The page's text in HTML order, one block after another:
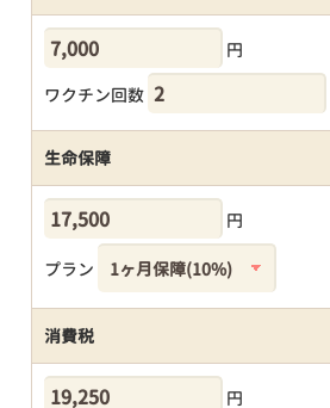
円
ワクチン回数
生命保障
円
プラン
消費税
円